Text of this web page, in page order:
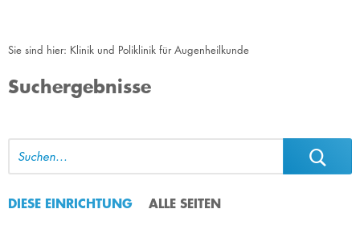
Sie sind hier: Klinik und Poliklinik für Augenheilkunde
Suchergebnisse
DIESE EINRICHTUNG ALLE SEITEN